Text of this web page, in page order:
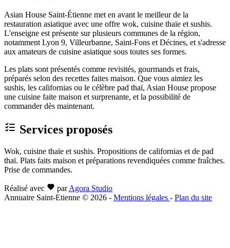
Asian House Saint-Étienne met en avant le meilleur de la
restauration asiatique avec une offre wok, cuisine thaïe et sushis.
L'enseigne est présente sur plusieurs communes de la région,
notamment Lyon 9, Villeurbanne, Saint-Fons et Décines, et s'adresse
aux amateurs de cuisine asiatique sous toutes ses formes.
Les plats sont présentés comme revisités, gourmands et frais,
préparés selon des recettes faites maison. Que vous aimiez les
sushis, les californias ou le célèbre pad thaï, Asian House propose
une cuisine faite maison et surprenante, et la possibilité de
commander dès maintenant.
Services proposés
Wok, cuisine thaïe et sushis. Propositions de californias et de pad
thaï. Plats faits maison et préparations revendiquées comme fraîches.
Prise de commandes.
Réalisé avec par Agora Studio
Annuaire Saint-Etienne © 2026 - Mentions légales - Plan du site